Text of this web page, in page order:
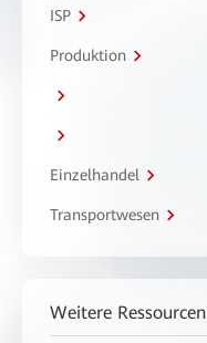
ISP
Produktion
Einzelhandel
Transportwesen
Weitere Ressourcen